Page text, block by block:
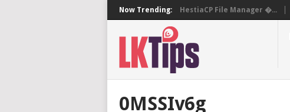
Now Trending: HestiaCP File Manager �...
0MSSIv6g